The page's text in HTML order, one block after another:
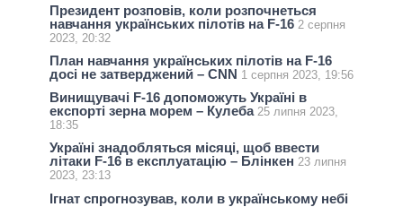
Президент розповів, коли розпочнеться
навчання українських пілотів на F-16 2 серпня
2023, 20:32
План навчання українських пілотів на F-16
досі не затверджений – CNN 1 серпня 2023, 19:56
Винищувачі F-16 допоможуть Україні в
експорті зерна морем – Кулеба 25 липня 2023,
18:35
Україні знадобляться місяці, щоб ввести
літаки F-16 в експлуатацію – Блінкен 23 липня
2023, 23:13
Ігнат спрогнозував, коли в українському небі